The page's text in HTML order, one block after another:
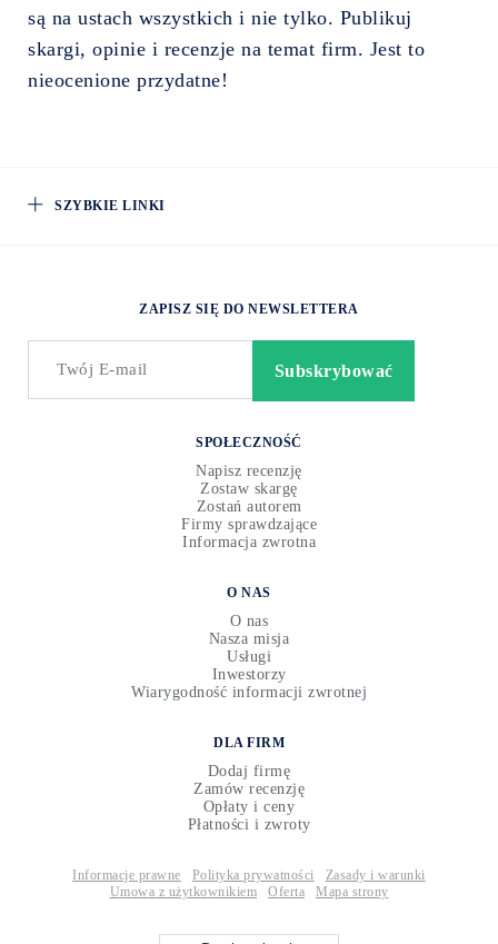
są na ustach wszystkich i nie tylko. Publikuj
skargi, opinie i recenzje na temat firm. Jest to
nieocenione przydatne!
SZYBKIE LINKI
SPOŁECZNOŚĆ
Napisz recenzję
Zostaw skargę
Zostań autorem
Firmy sprawdzające
Informacja zwrotna
O NAS
O nas
Nasza misja
Usługi
Inwestorzy
Wiarygodność informacji zwrotnej
DLA FIRM
Dodaj firmę
Zamów recenzję
Opłaty i ceny
Płatności i zwroty
ZAPISZ SIĘ DO NEWSLETTERA
Informacje prawne Polityka prywatności
Zasady i warunki
Umowa z użytkownikiem
Oferta Mapa strony